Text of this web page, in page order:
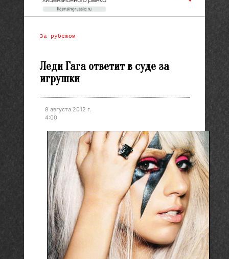
За рубежом
Леди Гага ответит в суде за
игрушки
8 августа 2012 г.
4:00